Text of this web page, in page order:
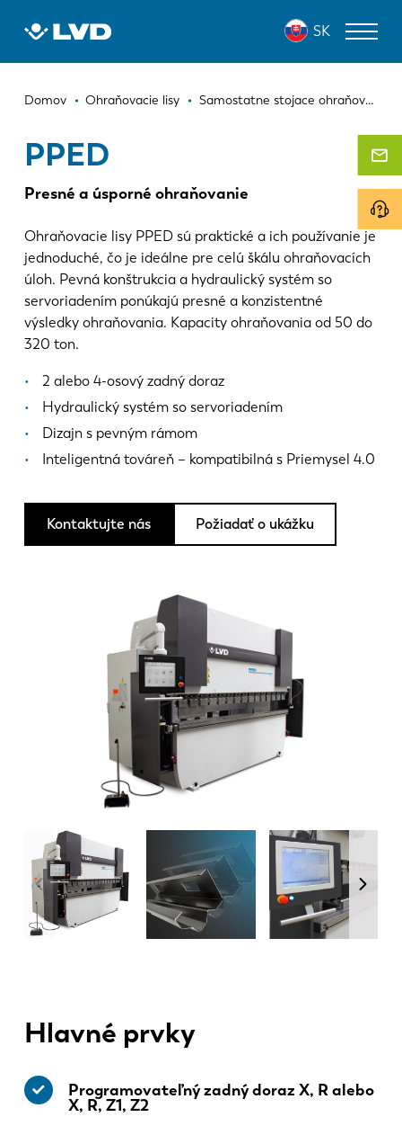
SK
Omrvinka
Domov Ohraňovacie lisy Samostatne stojace ohraňovacie lisy
PPED
Presné a úsporné ohraňovanie
Ohraňovacie lisy PPED sú praktické a ich používanie je
jednoduché, čo je ideálne pre celú škálu ohraňovacích
úloh. Pevná konštrukcia a hydraulický systém so
servoriadením ponúkajú presné a konzistentné
výsledky ohraňovania. Kapacity ohraňovania od 50 do
320 ton.
2 alebo 4-osový zadný doraz
Hydraulický systém so servoriadením
Dizajn s pevným rámom
Inteligentná továreň – kompatibilná s Priemysel 4.0
Kontaktujte nás Požiadať o ukážku
PPED
Hlavné prvky
Programovateľný zadný doraz X, R alebo
X, R, Z1, Z2
ZARIADENIA NA REZANIE LASEROM
STRIHACIE STROJE
SOFTVÉR
ODDELENIE ZÁKAZNÍCKYCH SLUŽIEB
O spoločnosti LVD
Novinky
Objavte LVD
Príbehy zákazníkov
Stredisko zdrojov
Priemyselné odvetvia a riešenia
Kontaktujte nás